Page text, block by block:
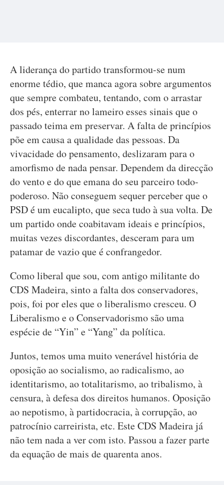
A liderança do partido transformou-se num
enorme tédio, que manca agora sobre argumentos
que sempre combateu, tentando, com o arrastar
dos pés, enterrar no lameiro esses sinais que o
passado teima em preservar. A falta de princípios
põe em causa a qualidade das pessoas. Da
vivacidade do pensamento, deslizaram para o
amorfismo de nada pensar. Dependem da direcção
do vento e do que emana do seu parceiro todo-
poderoso. Não conseguem sequer perceber que o
PSD é um eucalipto, que seca tudo à sua volta. De
um partido onde coabitavam ideais e princípios,
muitas vezes discordantes, desceram para um
patamar de vazio que é confrangedor.
Como liberal que sou, com antigo militante do
CDS Madeira, sinto a falta dos conservadores,
pois, foi por eles que o liberalismo cresceu. O
Liberalismo e o Conservadorismo são uma
espécie de “Yin” e “Yang” da política.
Juntos, temos uma muito venerável história de
oposição ao socialismo, ao radicalismo, ao
identitarismo, ao totalitarismo, ao tribalismo, à
censura, à defesa dos direitos humanos. Oposição
ao nepotismo, à partidocracia, à corrupção, ao
patrocínio carreirista, etc. Este CDS Madeira já
não tem nada a ver com isto. Passou a fazer parte
da equação de mais de quarenta anos.